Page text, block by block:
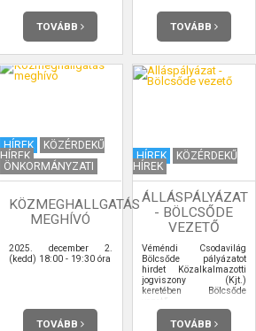
TOVÁBB TOVÁBB
HÍREK
KÖZÉRDEKŰ
HÍREK
ÖNKORMÁNYZATI
KÖZMEGHALLGATÁS
MEGHÍVÓ
2025. december 2.
(kedd) 18:00 - 19:30 óra
TOVÁBB
HÍREK
KÖZÉRDEKŰ
HÍREK
ÁLLÁSPÁLYÁZAT
- BÖLCSŐDE
VEZETŐ
Véméndi Csodavilág
Bölcsőde pályázatot
hirdet Közalkalmazotti
jogviszony (Kjt.)
keretében Bölcsőde
vezető
Munkakör/feladatkör
betöltésére.TOVÁBB